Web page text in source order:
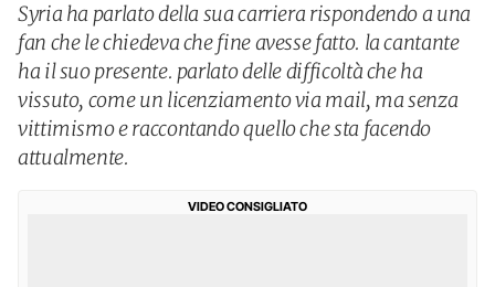
Syria ha parlato della sua carriera rispondendo a una
fan che le chiedeva che fine avesse fatto. la cantante
ha il suo presente. parlato delle difficoltà che ha
vissuto, come un licenziamento via mail, ma senza
vittimismo e raccontando quello che sta facendo
attualmente.
VIDEO CONSIGLIATO